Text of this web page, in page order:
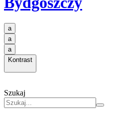
a
a
a
Kontrast
Szukaj